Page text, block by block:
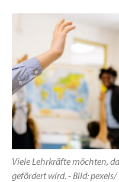
Viele Lehrkräfte möchten,
gefördert wird. - Bild: pexels/